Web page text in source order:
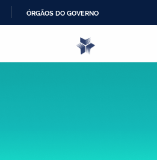
ÓRGÃOS DO GOVERNO